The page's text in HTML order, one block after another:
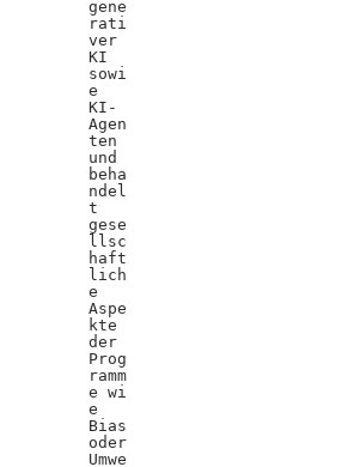
gene
rati
ver
KI
sowi
e
KI-
Agen
ten
und
beha
ndel
t
gese
llsc
haft
lich
e
Aspe
kte
der
Prog
ramm
e wi
e
Bias
oder
Umwe